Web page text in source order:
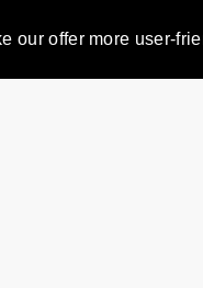
our offer more user-